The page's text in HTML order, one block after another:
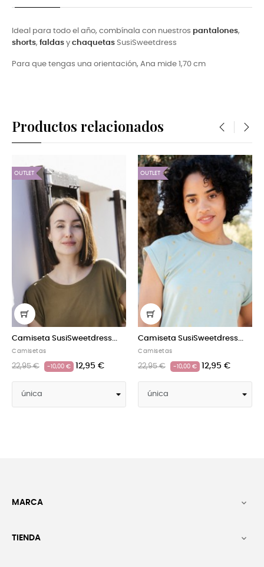
Ideal para todo el año, combínala con nuestros pantalones,
shorts, faldas y chaquetas SusiSweetdress
Para que tengas una orientación, Ana mide 1,70 cm
Productos relacionados
OUTLET
Camiseta SusiSweetdress...
Camisetas
22,95 € -10,00 € 12,95 €
OUTLET
Camiseta SusiSweetdress...
Camisetas
22,95 € -10,00 € 12,95 €
MARCA 
TIENDA 